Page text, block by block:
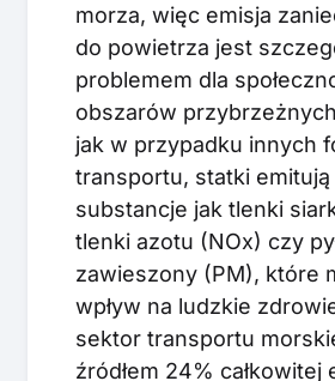
morza, więc emisja
do powietrza jest
problemem dla
obszarów
jak w przypadku innych
transportu, statki emitują
substancje jak tlenki
tlenki azotu (NOx) czy
zawieszony (PM), które
wpływ na ludzkie
sektor transportu
źródłem 24% całkowitej